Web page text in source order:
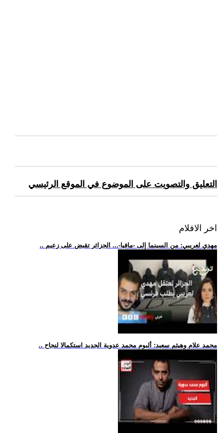
التعليق والتصويت على الموضوع في الموقع الرئيسي
اخر الافلام
.. مهدي لعريبي: من السينما إلى -مافيا-... الجزائر تقبض على زعيم
.. محمد علام وهيثم سعيد: ألبوم محمد عدوية الجديد استكمالا لنجاح